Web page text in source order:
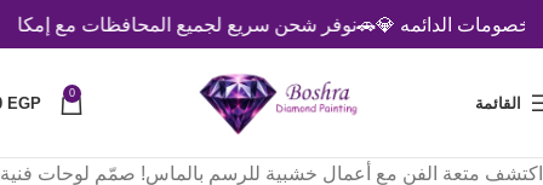
🚗نوفر شحن سريع لجميع المحافظات مع إمكانيةالدائمه 💎
القائمة
0
EGP
اكتشف متعة الفن مع أعمال خشبية للرسم بالماس! صمّم لوحات فنية